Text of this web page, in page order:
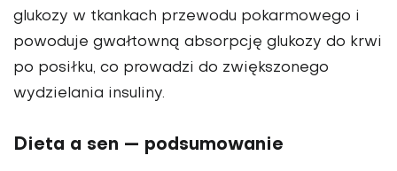
glukozy w tkankach przewodu pokarmowego i
powoduje gwałtowną absorpcję glukozy do krwi
po posiłku, co prowadzi do zwiększonego
wydzielania insuliny.
Dieta a sen — podsumowanie